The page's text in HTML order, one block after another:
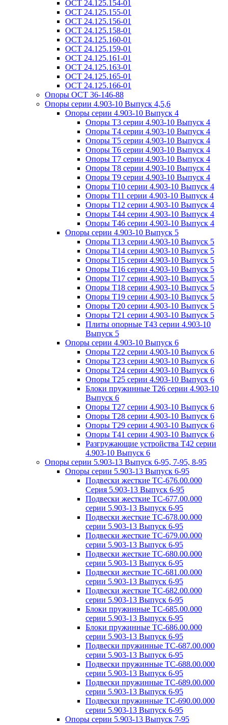
ОСТ 24.125.154-01
ОСТ 24.125.155-01
ОСТ 24.125.156-01
ОСТ 24.125.158-01
ОСТ 24.125.160-01
ОСТ 24.125.159-01
ОСТ 24.125.161-01
ОСТ 24.125.163-01
ОСТ 24.125.165-01
ОСТ 24.125.166-01
Опоры ОСТ 36-146-88
Опоры серии 4.903-10 Выпуск 4,5,6
Опоры серии 4.903-10 Выпуск 4
Опоры Т3 серии 4.903-10 Выпуск 4
Опоры Т4 серии 4.903-10 Выпуск 4
Опоры Т5 серии 4.903-10 Выпуск 4
Опоры Т6 серии 4.903-10 Выпуск 4
Опоры Т7 серии 4.903-10 Выпуск 4
Опоры Т8 серии 4.903-10 Выпуск 4
Опоры Т9 серии 4.903-10 Выпуск 4
Опоры Т10 серии 4.903-10 Выпуск 4
Опоры Т11 серии 4.903-10 Выпуск 4
Опоры Т12 серии 4.903-10 Выпуск 4
Опоры Т44 серии 4.903-10 Выпуск 4
Опоры Т46 серии 4.903-10 Выпуск 4
Опоры серии 4.903-10 Выпуск 5
Опоры Т13 серии 4.903-10 Выпуск 5
Опоры Т14 серии 4.903-10 Выпуск 5
Опоры Т15 серии 4.903-10 Выпуск 5
Опоры Т16 серии 4.903-10 Выпуск 5
Опоры Т17 серии 4.903-10 Выпуск 5
Опоры Т18 серии 4.903-10 Выпуск 5
Опоры Т19 серии 4.903-10 Выпуск 5
Опоры Т20 серии 4.903-10 Выпуск 5
Опоры Т21 серии 4.903-10 Выпуск 5
Плиты опорные Т43 серии 4.903-10
Выпуск 5
Опоры серии 4.903-10 Выпуск 6
Опоры Т22 серии 4.903-10 Выпуск 6
Опоры Т23 серии 4.903-10 Выпуск 6
Опоры Т24 серии 4.903-10 Выпуск 6
Опоры Т25 серии 4.903-10 Выпуск 6
Блоки пружинные Т26 серии 4.903-10
Выпуск 6
Опоры Т27 серии 4.903-10 Выпуск 6
Опоры Т28 серии 4.903-10 Выпуск 6
Опоры Т29 серии 4.903-10 Выпуск 6
Опоры Т41 серии 4.903-10 Выпуск 6
Разгружающие устройства Т42 серии
4.903-10 Выпуск 6
Опоры серии 5.903-13 Выпуск 6-95, 7-95, 8-95
Опоры серии 5.903-13 Выпуск 6-95
Подвески жесткие ТС-676.00.000
Серия 5.903-13 Выпуск 6-95
Подвески жесткие ТС-677.00.000
серии 5.903-13 Выпуск 6-95
Подвески жесткие ТС-678.00.000
серии 5.903-13 Выпуск 6-95
Подвески жесткие ТС-679.00.000
серии 5.903-13 Выпуск 6-95
Подвески жесткие ТС-680.00.000
серии 5.903-13 Выпуск 6-95
Подвески жесткие ТС-681.00.000
серии 5.903-13 Выпуск 6-95
Подвески жесткие ТС-682.00.000
серии 5.903-13 Выпуск 6-95
Блоки пружинные ТС-685.00.000
серии 5.903-13 Выпуск 6-95
Блоки пружинные ТС-686.00.000
серии 5.903-13 Выпуск 6-95
Подвески пружинные ТС-687.00.000
серии 5.903-13 Выпуск 6-95
Подвески пружинные ТС-688.00.000
серии 5.903-13 Выпуск 6-95
Подвески пружинные ТС-689.00.000
серии 5.903-13 Выпуск 6-95
Подвески пружинные ТС-690.00.000
серии 5.903-13 Выпуск 6-95
Опоры серии 5.903-13 Выпуск 7-95